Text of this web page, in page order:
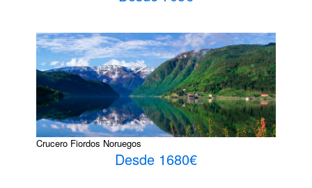
Crucero Fiordos Noruegos
Desde 1680€